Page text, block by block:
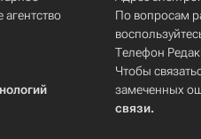
По вопросам
Телефон
Чтобы
замеченных
связи.